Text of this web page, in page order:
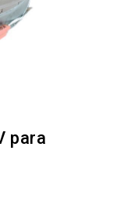
para